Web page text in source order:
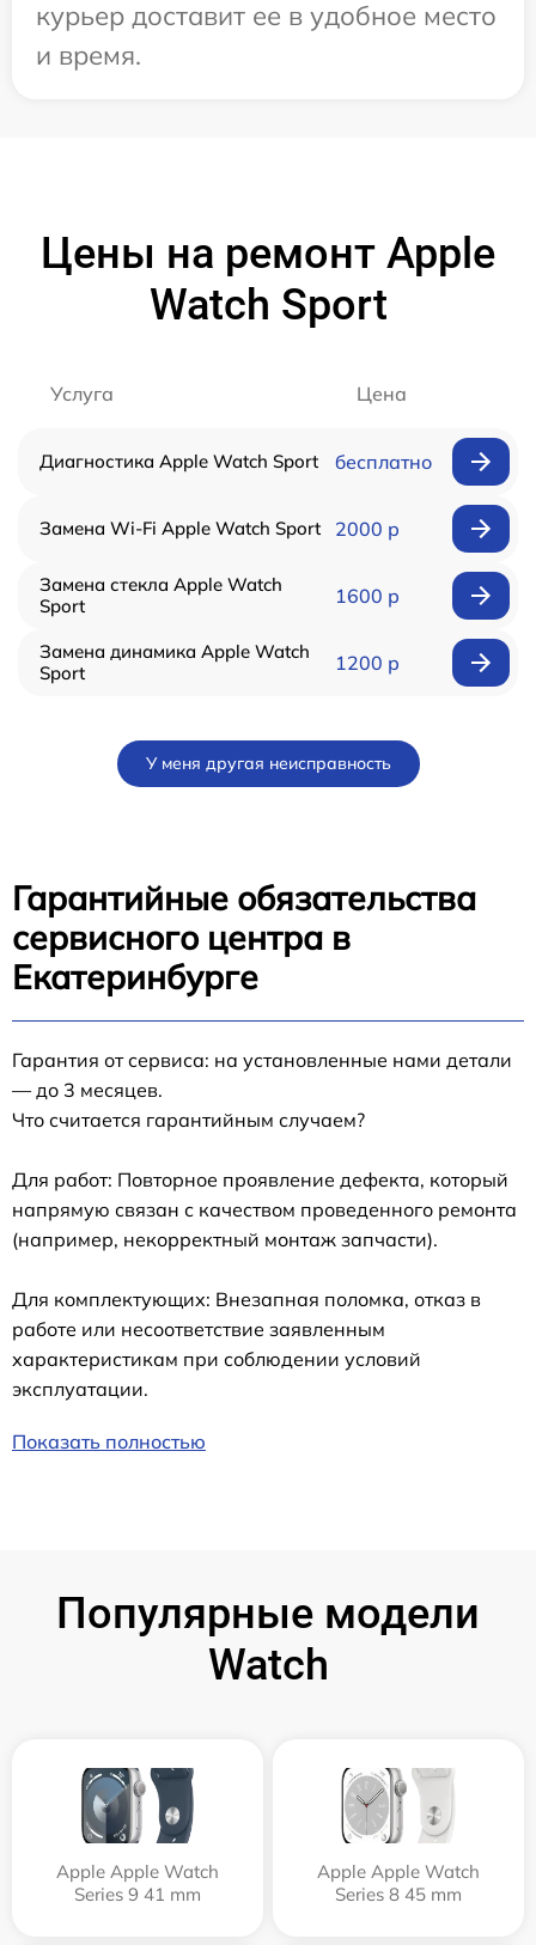
курьер доставит ее в удобное место
и время.
Цены на ремонт Apple
Watch Sport
Услуга Цена
Диагностика Apple Watch Sport бесплатно
Замена Wi-Fi Apple Watch Sport 2000 р
Замена стекла Apple Watch
Sport
1600 р
Замена динамика Apple Watch
Sport
1200 р
У меня другая неисправность
Гарантийные обязательства
сервисного центра в
Екатеринбурге
Гарантия от сервиса: на установленные нами детали
— до 3 месяцев.
Что считается гарантийным случаем?
Для работ: Повторное проявление дефекта, который
напрямую связан с качеством проведенного ремонта
(например, некорректный монтаж запчасти).
Для комплектующих: Внезапная поломка, отказ в
работе или несоответствие заявленным
характеристикам при соблюдении условий
эксплуатации.
Показать полностью
Популярные модели
Watch
Apple Apple Watch
Series 9 41 mm
Apple Apple Watch
Series 8 45 mm